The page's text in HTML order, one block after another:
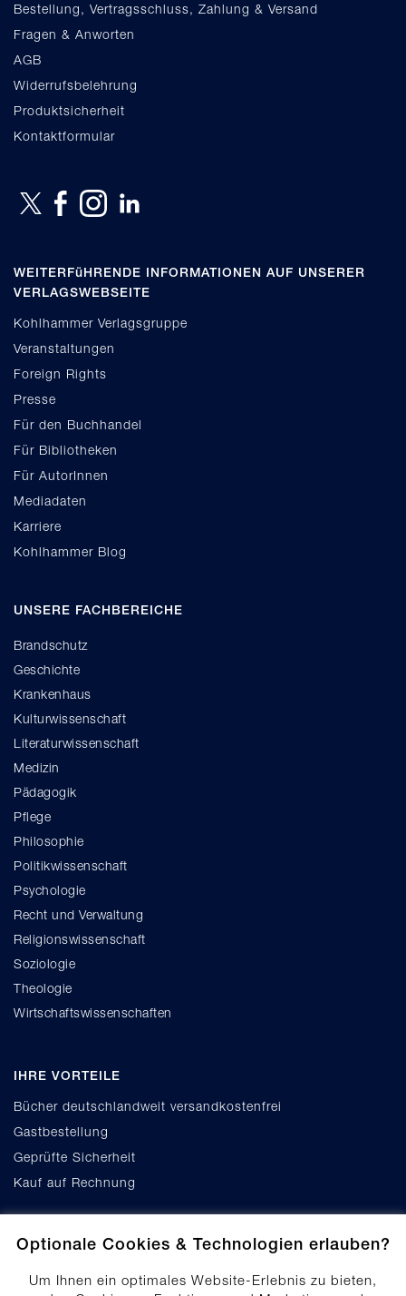
Optionale Cookies & Technologien erlauben?
Um Ihnen ein optimales Website-Erlebnis zu bieten,
Bestellung, Vertragsschluss, Zahlung & Versand
Fragen & Anworten
AGB
Widerrufsbelehrung
Produktsicherheit
Kontaktformular
WEITERFüHRENDE INFORMATIONEN AUF UNSERER
VERLAGSWEBSEITE
Kohlhammer Verlagsgruppe
Veranstaltungen
Foreign Rights
Presse
Für den Buchhandel
Für Bibliotheken
Für AutorInnen
Mediadaten
Karriere
Kohlhammer Blog
UNSERE FACHBEREICHE
Brandschutz
Geschichte
Krankenhaus
Kulturwissenschaft
Literaturwissenschaft
Medizin
Pädagogik
Pflege
Philosophie
Politikwissenschaft
Psychologie
Recht und Verwaltung
Religionswissenschaft
Soziologie
Theologie
Wirtschaftswissenschaften
IHRE VORTEILE
Bücher deutschlandweit versandkostenfrei
Gastbestellung
Geprüfte Sicherheit
Kauf auf Rechnung